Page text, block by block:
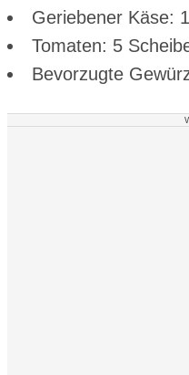
Geriebener Käse:
Tomaten: 5
Bevorzugte